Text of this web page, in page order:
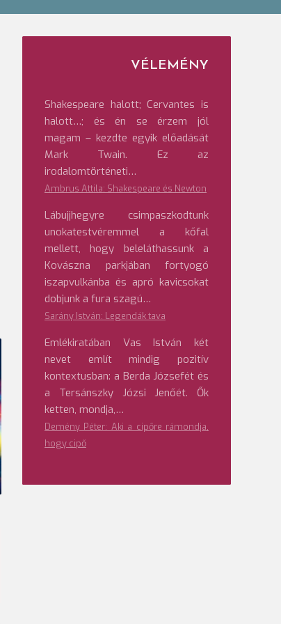
VÉLEMÉNY
Shakespeare halott; Cervantes is
halott…; és én se érzem jól
magam – kezdte egyik előadását
Mark Twain. Ez az
irodalomtörténeti…
Ambrus Attila: Shakespeare és Newton
Lábujjhegyre csimpaszkodtunk
unokatestvéremmel a kőfal
mellett, hogy beleláthassunk a
Kovászna parkjában fortyogó
iszapvulkánba és apró kavicsokat
dobjunk a fura szagú…
Sarány István: Legendák tava
Emlékiratában Vas István két
nevet említ mindig pozitív
kontextusban: a Berda Józsefét és
a Tersánszky Józsi Jenőét. Ők
ketten, mondja,…
Demény Péter: Aki a cipőre rámondja,
hogy cipő